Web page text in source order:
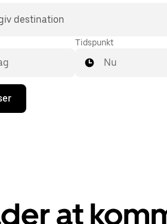
destination
Tidspunkt
Nu
at